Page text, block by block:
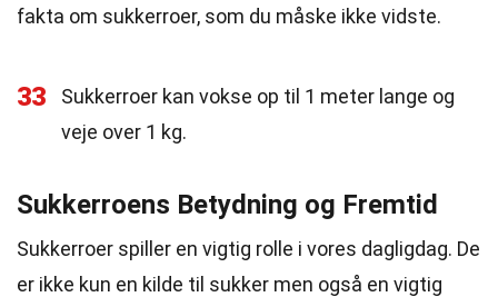
fakta om sukkerroer, som du måske ikke vidste.
33
Sukkerroer kan vokse op til 1 meter lange og
veje over 1 kg.
Sukkerroens Betydning og Fremtid
Sukkerroer spiller en vigtig rolle i vores dagligdag. De
er ikke kun en kilde til sukker men også en vigtig